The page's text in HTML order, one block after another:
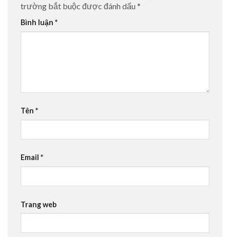
trường bắt buộc được đánh dấu *
Bình luận *
Tên *
Email *
Trang web